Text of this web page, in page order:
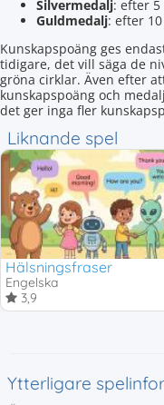
Silvermedalj: efter 5
Guldmedalj: efter
Kunskapspoäng ges
tidigare, det vill säga de
gröna cirklar. Även efter
kunskapspoäng och
det ger inga fler
Liknande spel
Hälsningsfraser
Engelska
3,9
Ytterligare